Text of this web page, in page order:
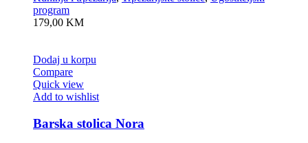
program
179,00 KM
Dodaj u korpu
Compare
Quick view
Add to wishlist
Barska stolica Nora